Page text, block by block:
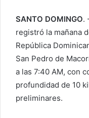
SANTO DOMINGO.
registró la mañana
República
San Pedro de
a las 7:40 AM, con
profundidad de 10
preliminares.